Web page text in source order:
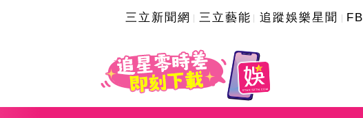
三立新聞網 三立藝能 追蹤娛樂星聞 FB